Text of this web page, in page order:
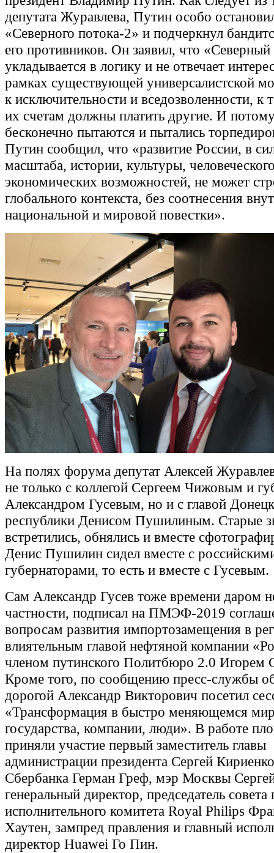
депутата Журавлева, Путин особо
«Северного потока-2» и подчеркнул
его противников. Он заявил, что
укладывается в логику и не отвечает
рамках существующей универсалистской
к исключительности и вседозволенности, к
их счетам должны платить другие. И
бесконечно пытаются и пытались
Путин сообщил, что «развитие России, в
масштаба, истории, культуры,
экономических возможностей, не может
глобального контекста, без соотнесения
национальной и мировой повестки».
На полях форума депутат Алексей
не только с коллегой Сергеем Чижовым и
Александром Гусевым, но и с главой
республики Денисом Пушилиным. Старые
встретились, обнялись и вместе
Денис Пушилин сидел вместе с
губернаторами, то есть и вместе с Гусевым.
Сам Александр Гусев тоже времени даром
частности, подписал на ПМЭФ-2019
вопросам развития импортозамещения в
влиятельным главой нефтяной компании
членом путинского Политбюро 2.0 Игорем
Кроме того, по сообщению пресс-службы
дорогой Александр Викторович посетил
«Трансформация в быстро меняющемся
государства, компании, люди». В работе
приняли участие первый заместитель главы
администрации президента Сергей
Сбербанка Герман Греф, мэр Москвы
генеральный директор, председатель совета
исполнительного комитета Royal Philips
Хаутен, зампред правления и главный
директор Huawei Го Пин.